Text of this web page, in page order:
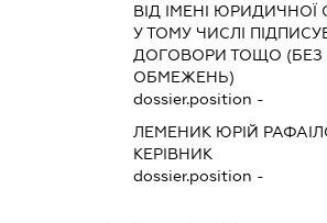
ВІД ІМЕНІ ЮРИДИЧНОЇ
У ТОМУ ЧИСЛІ
ДОГОВОРИ ТОЩО (БЕЗ
ОБМЕЖЕНЬ)
dossier.position -
ЛЕМЕНИК ЮРІЙ
КЕРІВНИК
dossier.position -